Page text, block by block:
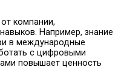
компании,
Например, знание
в международные
с цифровыми
повышает ценность